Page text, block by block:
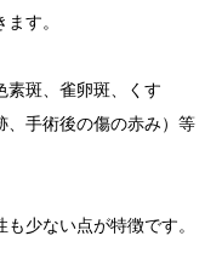
す。
素斑、雀卵斑、くす
、手術後の傷の赤み）等
少ない点が特徴です。